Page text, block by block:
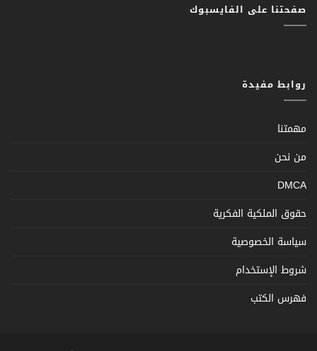
صفحتنا على الفايسبوك
روابط مفيدة
مهمتنا
من نحن
DMCA
حقوق الملكية الفكرية
سياسة الخصوصية
شروط الإستخدام
فهرس الكتب